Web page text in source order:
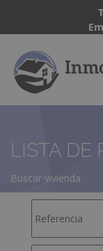
LISTA DE
Buscar vivienda